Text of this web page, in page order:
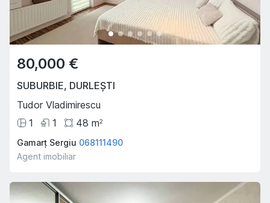
80,000 €
SUBURBIE, DURLEȘTI
Tudor Vladimirescu
1
1 48 m2
Gamarț Sergiu 068111490
Agent imobiliar